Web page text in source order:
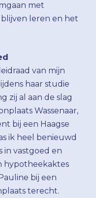
met
blijven leren en het
van mijn
haar studie
zij al aan de slag
Wassenaar,
bij een Haagse
ik heel benieuwd
in vastgoed en
hypotheekaktes
bij een
terecht.